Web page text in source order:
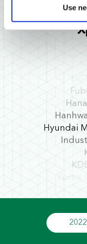
correctly. We also
marketing and
time by clicking the
Use
한국에서 가
The Police
Tong
Hyundai
Korea
Korea
Korean